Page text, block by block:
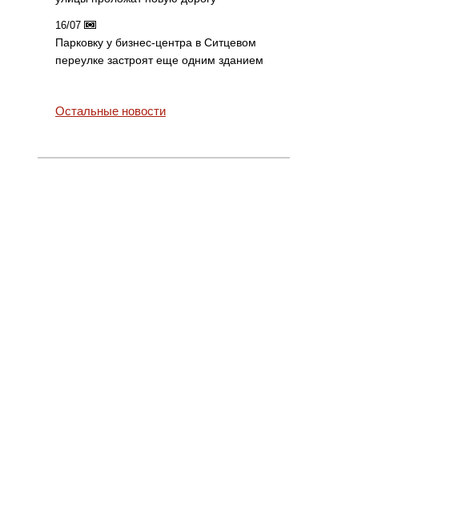
16/07
Парковку у бизнес-центра в Ситцевом
переулке застроят еще одним зданием
Остальные новости